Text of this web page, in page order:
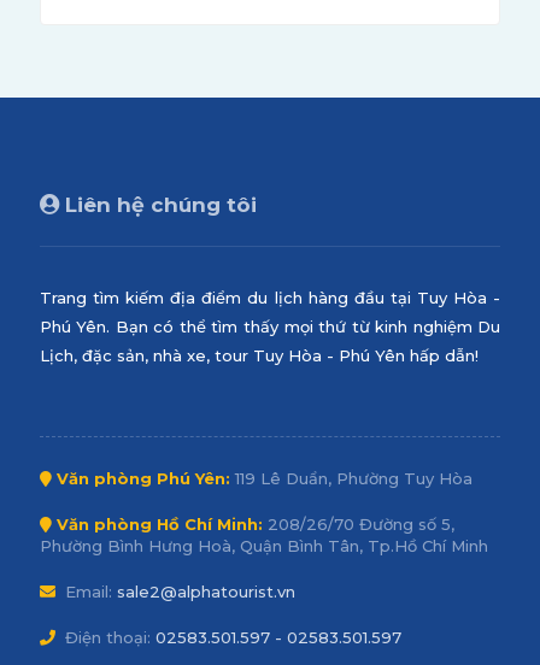
Liên hệ chúng tôi
Trang tìm kiếm địa điểm du lịch hàng đầu tại Tuy Hòa -
Phú Yên. Bạn có thể tìm thấy mọi thứ từ kinh nghiệm Du
Lịch, đặc sản, nhà xe, tour Tuy Hòa - Phú Yên hấp dẫn!
Văn phòng Phú Yên: 119 Lê Duẩn, Phường Tuy Hòa
Văn phòng Hồ Chí Minh: 208/26/70 Đường số 5,
Phường Bình Hưng Hoà, Quận Bình Tân, Tp.Hồ Chí Minh
Email: sale2@alphatourist.vn
Điện thoại: 02583.501.597 - 02583.501.597